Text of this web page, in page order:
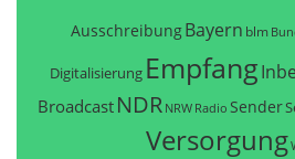
AusschreibungBayern blm
Digitalisierung Empfang
Broadcast NDR NRW Radio Sender
Versorgung